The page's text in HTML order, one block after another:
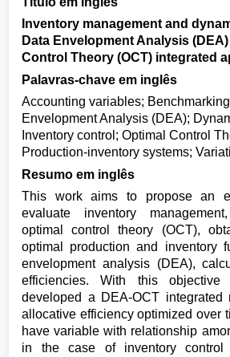
Inventory management and
Data Envelopment Analysis (DEA)
Control Theory (OCT) integrated
Palavras-chave em inglês
Accounting variables;
Envelopment Analysis (DEA);
Inventory control; Optimal Control
Production-inventory systems;
Resumo em inglês
This work aims to propose an
evaluate inventory
optimal control theory (OCT),
optimal production and inventory
envelopment analysis (DEA),
efficiencies. With this
developed a DEA-OCT integrated
allocative efficiency optimized over
have variable with relationship
in the case of inventory control